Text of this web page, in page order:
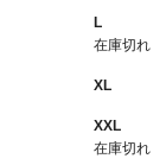
L
在庫切れ
XL
XXL
在庫切れ